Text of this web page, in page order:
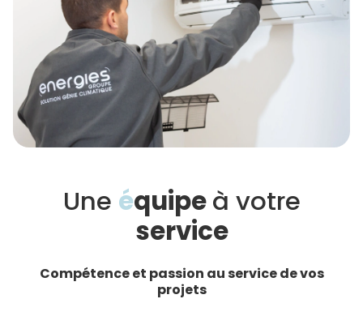
Une équipeà votre
service
Compétence et passion au service de vos
projets